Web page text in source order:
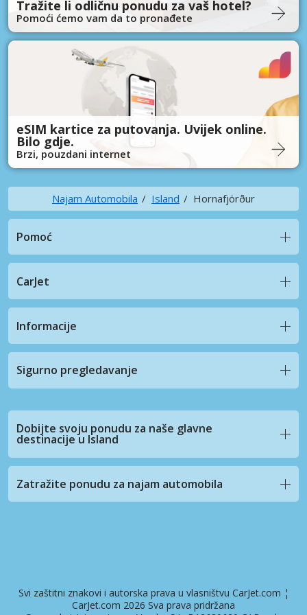
Tražite li odličnu ponudu za vaš hotel?
Pomoći ćemo vam da to pronađete
eSIM kartice za putovanja. Uvijek online.
Bilo gdje.
Brzi, pouzdani internet
Najam Automobila Island Hornafjörður
Pomoć
CarJet
Informacije
Sigurno pregledavanje
Dobijte svoju ponudu za naše glavne
destinacije u Island
Zatražite ponudu za najam automobila
Svi zaštitni znakovi i autorska prava u vlasništvu CarJet.com ¦
CarJet.com 2026 Sva prava pridržana